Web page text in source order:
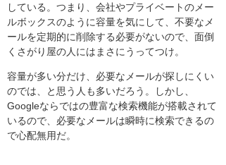
している。つまり、会社やプライベートのメー
ルボックスのように容量を気にして、不要なメ
ールを定期的に削除する必要がないので、面倒
くさがり屋の人にはまさにうってつけ。
容量が多い分だけ、必要なメールが探しにくい
のでは、と思う人も多いだろう。しかし、
Googleならではの豊富な検索機能が搭載されて
いるので、必要なメールは瞬時に検索できるの
で心配無用だ。